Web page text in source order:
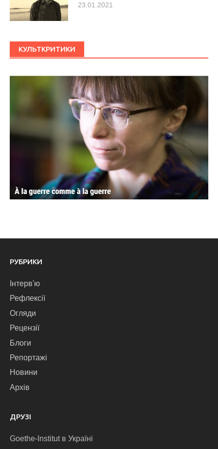
23.01.2021
КУЛЬТКРИТИКИ
РУБРИКИ
Інтерв'ю
Рефлексії
Огляди
Рецензії
Блоги
Репортажі
Новини
Архів
ДРУЗІ
Goethe-Institut в Україні